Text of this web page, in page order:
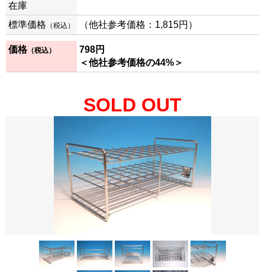
在庫
標準価格 （税込） （他社参考価格：1,815円）
価格（税込） 798円
＜他社参考価格の44%＞
SOLD OUT